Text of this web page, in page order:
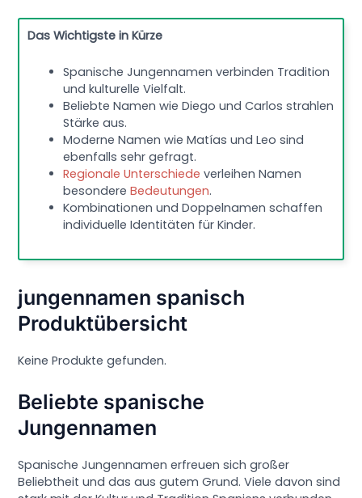
Das Wichtigste in Kürze
Spanische Jungennamen verbinden Tradition
und kulturelle Vielfalt.
Beliebte Namen wie Diego und Carlos strahlen
Stärke aus.
Moderne Namen wie Matías und Leo sind
ebenfalls sehr gefragt.
Regionale Unterschiede verleihen Namen
besondereBedeutungen.
Kombinationen und Doppelnamen schaffen
individuelle Identitäten für Kinder.
jungennamen spanisch
Produktübersicht
Keine Produkte gefunden.
Beliebte spanische
Jungennamen
Spanische Jungennamen erfreuen sich großer
Beliebtheit und das aus gutem Grund. Viele davon sind